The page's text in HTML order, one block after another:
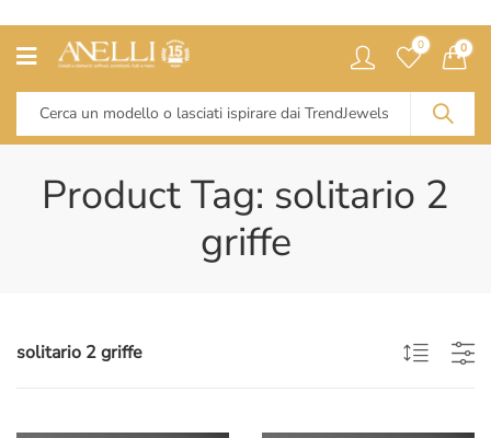
0 0
Product Tag: solitario 2
griffe
solitario 2 griffe